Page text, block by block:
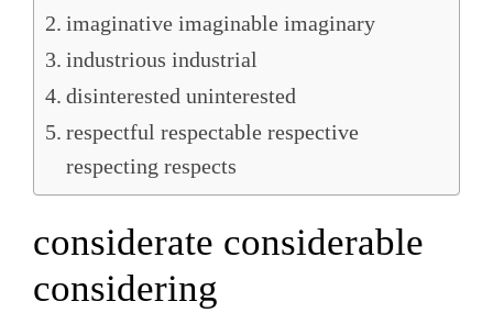
imaginative imaginable imaginary
industrious industrial
disinterested uninterested
respectful respectable respective
respecting respects
considerate considerable
considering